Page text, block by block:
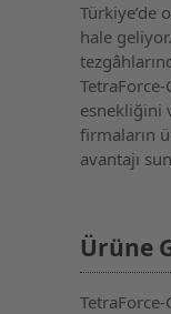
Türkiye’de
hale
esnekliğini
firmaların
avantajı
Ürüne